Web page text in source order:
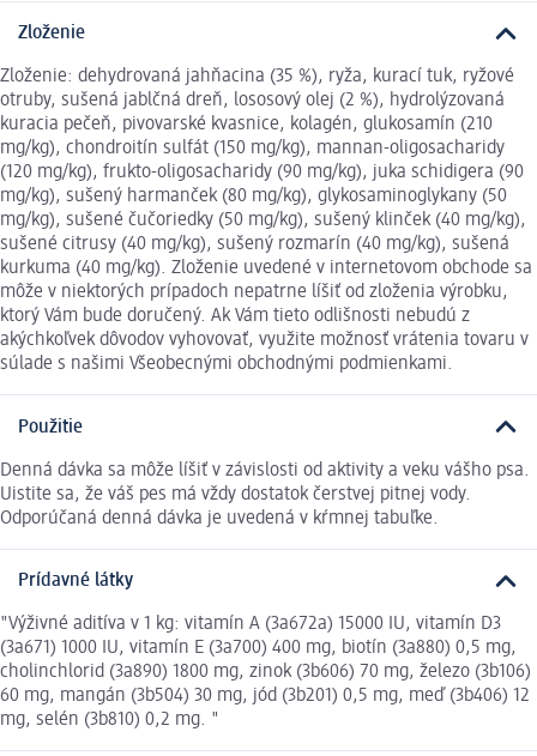
Zloženie
Zloženie: dehydrovaná jahňacina (35 %), ryža, kurací tuk, ryžové
otruby, sušená jablčná dreň, lososový olej (2 %), hydrolýzovaná
kuracia pečeň, pivovarské kvasnice, kolagén, glukosamín (210
mg/kg), chondroitín sulfát (150 mg/kg), mannan-oligosacharidy
(120 mg/kg), frukto-oligosacharidy (90 mg/kg), juka schidigera (90
mg/kg), sušený harmanček (80 mg/kg), glykosaminoglykany (50
mg/kg), sušené čučoriedky (50 mg/kg), sušený klinček (40 mg/kg),
sušené citrusy (40 mg/kg), sušený rozmarín (40 mg/kg), sušená
kurkuma (40 mg/kg). Zloženie uvedené v internetovom obchode sa
môže v niektorých prípadoch nepatrne líšiť od zloženia výrobku,
ktorý Vám bude doručený. Ak Vám tieto odlišnosti nebudú z
akýchkoľvek dôvodov vyhovovať, využite možnosť vrátenia tovaru v
súlade s našimi Všeobecnými obchodnými podmienkami.
Použitie
Denná dávka sa môže líšiť v závislosti od aktivity a veku vášho psa.
Uistite sa, že váš pes má vždy dostatok čerstvej pitnej vody.
Odporúčaná denná dávka je uvedená v kŕmnej tabuľke.
Prídavné látky
"Výživné aditíva v 1 kg: vitamín A (3a672a) 15000 IU, vitamín D3
(3a671) 1000 IU, vitamín E (3a700) 400 mg, biotín (3a880) 0,5 mg,
cholinchlorid (3a890) 1800 mg, zinok (3b606) 70 mg, železo (3b106)
60 mg, mangán (3b504) 30 mg, jód (3b201) 0,5 mg, meď (3b406) 12
mg, selén (3b810) 0,2 mg. "